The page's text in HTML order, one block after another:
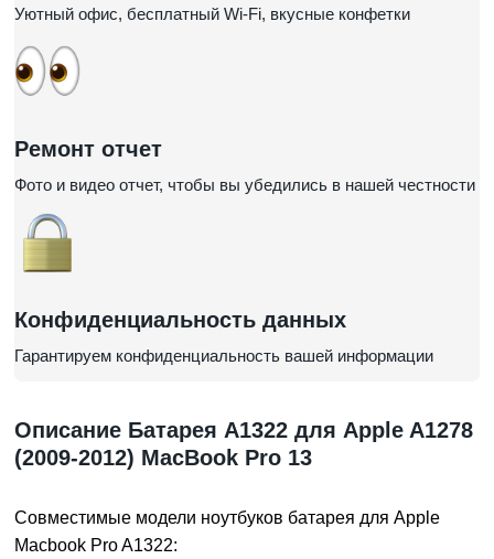
Уютный офис, бесплатный Wi-Fi, вкусные конфетки
Ремонт отчет
Фото и видео отчет, чтобы вы убедились в нашей честности
Конфиденциальность данных
Гарантируем конфиденциальность вашей информации
Описание Батарея A1322 для Apple A1278
(2009-2012) MacBook Pro 13
Совместимые модели ноутбуков батарея для Apple
Macbook Pro A1322: